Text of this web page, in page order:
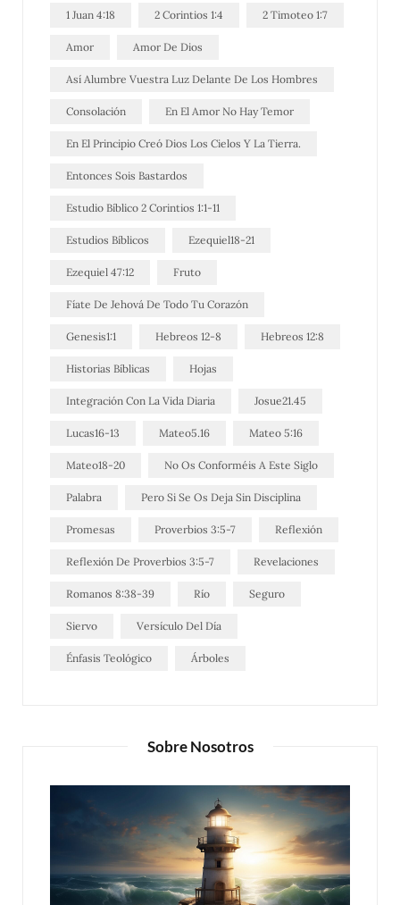
1 Juan 4:18 2 Corintios 1:4 2 Timoteo 1:7
Amor Amor De Dios
Así Alumbre Vuestra Luz Delante De Los Hombres
Consolación En El Amor No Hay Temor
En El Principio Creó Dios Los Cielos Y La Tierra.
Entonces Sois Bastardos
Estudio Bíblico 2 Corintios 1:1-11
Estudios Bíblicos Ezequiel18-21
Ezequiel 47:12 Fruto
Fíate De Jehová De Todo Tu Corazón
Genesis1:1 Hebreos 12-8 Hebreos 12:8
Historias Bíblicas Hojas
Integración Con La Vida Diaria Josue21.45
Lucas16-13 Mateo5.16 Mateo 5:16
Mateo18-20 No Os Conforméis A Este Siglo
Palabra Pero Si Se Os Deja Sin Disciplina
Promesas Proverbios 3:5-7 Reflexión
Reflexión De Proverbios 3:5-7 Revelaciones
Romanos 8:38-39 Río Seguro
Siervo Versículo Del Día
Énfasis Teológico Árboles
Sobre Nosotros